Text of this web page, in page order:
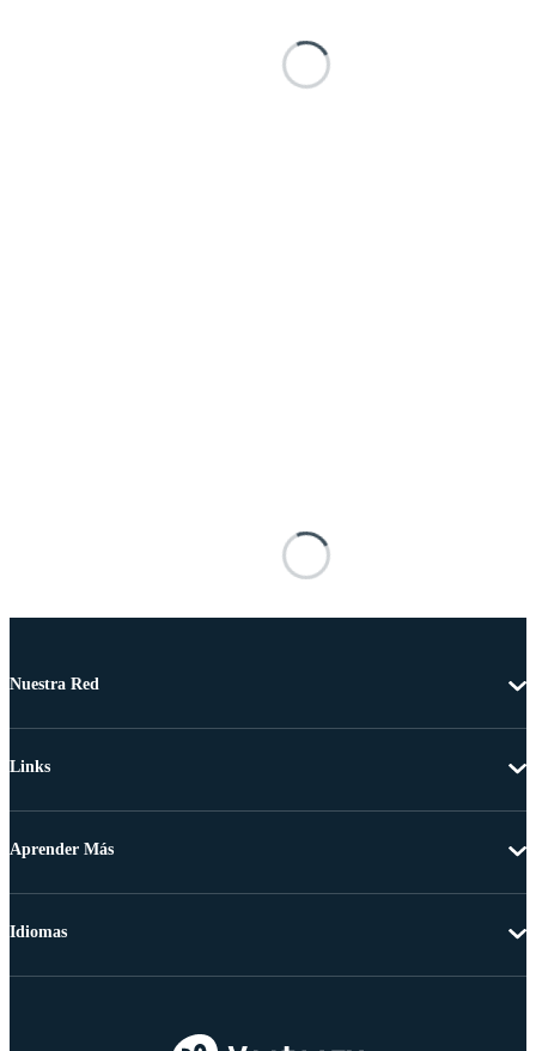
Nuestra Red
Links
Aprender Más
Idiomas